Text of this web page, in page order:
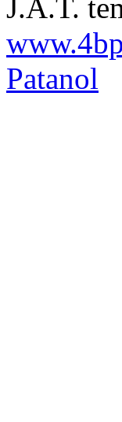
J.A.T.
Patanol